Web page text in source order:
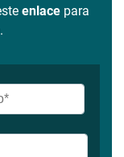
enlacepara